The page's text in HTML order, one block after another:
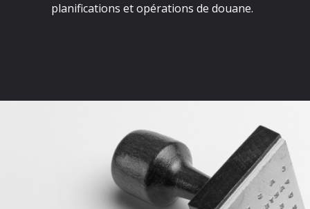
planifications et opérations de douane.